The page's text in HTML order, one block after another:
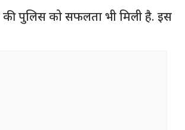
पुलिस को सफलता भी मिली है. इस